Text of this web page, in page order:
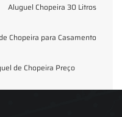
Aluguel Chopeira 30 Litros
Chopeira para Casamento
de Chopeira Preço